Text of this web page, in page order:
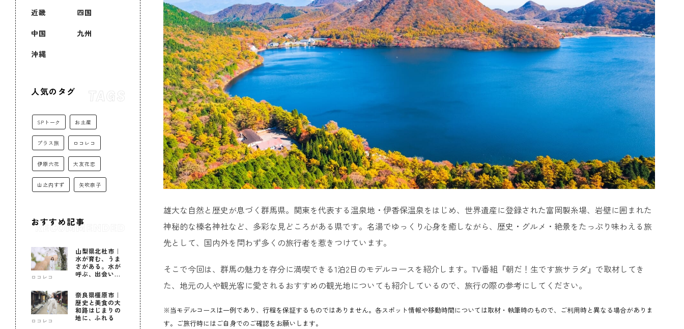
近畿 四国
中国 九州
沖縄
人気のタグ
SPトーク お土産
プラス旅 ロコレコ
伊原六花 大友花恋
山之内すず 矢吹奈子
おすすめ記事
ロコレコ
山梨県北杜市｜
水が育む、うま
さがある。水が
呼ぶ、出会いが
ロコレコ
奈良県橿原市｜
歴史と美食の大
和路はじまりの
地に、ふれる
雄大な自然と歴史が息づく群馬県。関東を代表する温泉地・伊香保温泉をはじめ、世界遺産に登録された富岡製糸場、岩壁に囲まれた
神秘的な榛名神社など、多彩な見どころがある県です。名湯でゆっくり心身を癒しながら、歴史・グルメ・絶景をたっぷり味わえる旅
先として、国内外を問わず多くの旅行者を惹きつけています。
そこで今回は、群馬の魅力を存分に満喫できる1泊2日のモデルコースを紹介します。TV番組『朝だ！生です旅サラダ』で取材してき
た、地元の人や観光客に愛されるおすすめの観光地についても紹介しているので、旅行の際の参考にしてください。
※当モデルコースは一例であり、行程を保証するものではありません。各スポット情報や移動時間については取材・執筆時のもので、ご利用時と異なる場合がありま
す。ご旅行時にはご自身でのご確認をお願いします。